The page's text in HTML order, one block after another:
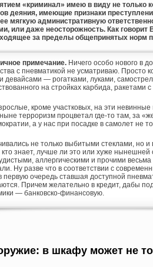
«криминал» имею в виду не только
деяния, имеющие признаки
мягкую административную
или даже неосторожность. Как говорит
за пределы общепринятых норм
примечание. Ничего особо нового в
с пневматикой не усматриваю. Просто
девайсами — рогатками, луками,
на стройках карбида, ракетами
кроме участковых, на эти
терроризм процветал где-то там, за
а у нас при посадке в самолет не
не только выбитыми стеклами, но
кто знает, лучше ли это или хуже
аллергическими и прочими
Ну разве что в соответствии с
первую очередь ставшая доступной
Причем желательно в кредит, дабы
— банковско-финансовую.
в шкафу может не